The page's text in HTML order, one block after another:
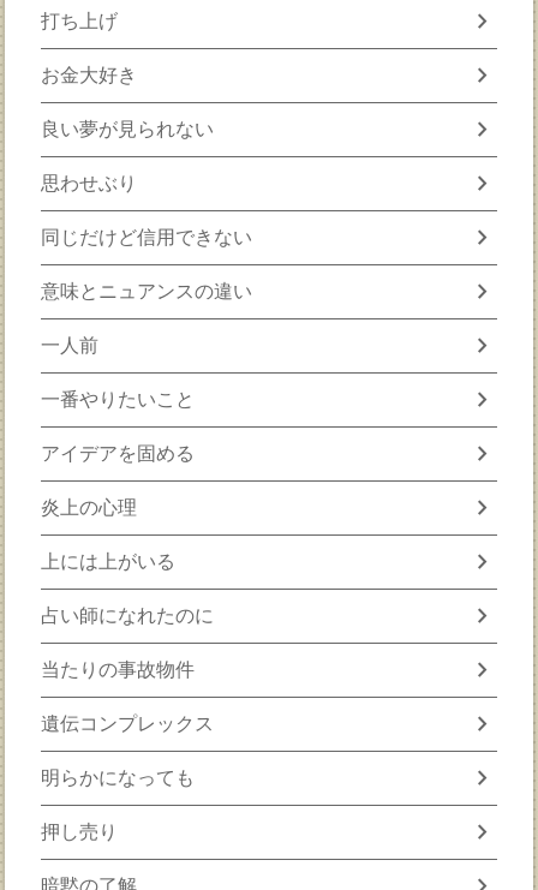
打ち上げ chevron_right
お金大好き chevron_right
良い夢が見られない chevron_right
思わせぶり chevron_right
同じだけど信用できない chevron_right
意味とニュアンスの違い chevron_right
一人前 chevron_right
一番やりたいこと chevron_right
アイデアを固める chevron_right
炎上の心理 chevron_right
上には上がいる chevron_right
占い師になれたのに chevron_right
当たりの事故物件 chevron_right
遺伝コンプレックス chevron_right
明らかになっても chevron_right
押し売り chevron_right
暗黙の了解